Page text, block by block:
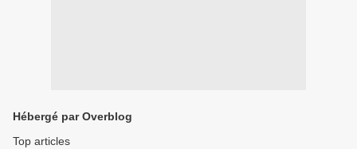
Hébergé par Overblog
Top articles